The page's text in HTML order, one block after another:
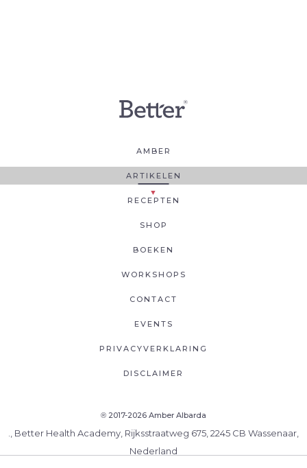
AMBER
ARTIKELEN
RECEPTEN
SHOP
BOEKEN
WORKSHOPS
CONTACT
EVENTS
PRIVACYVERKLARING
DISCLAIMER
® 2017-2026 Amber Albarda
., Better Health Academy, Rijksstraatweg 675, 2245 CB Wassenaar,
Nederland